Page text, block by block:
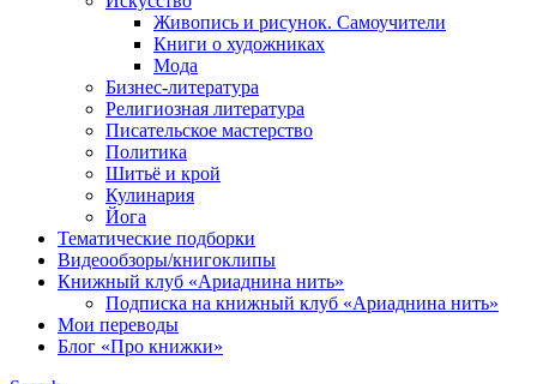
Живопись и рисунок. Самоучители
Книги о художниках
Мода
Бизнес-литература
Религиозная литература
Писательское мастерство
Политика
Шитьё и крой
Кулинария
Йога
Тематические подборки
Видеообзоры/книгоклипы
Книжный клуб «Ариаднина нить»
Подписка на книжный клуб «Ариаднина нить»
Мои переводы
Блог «Про книжки»